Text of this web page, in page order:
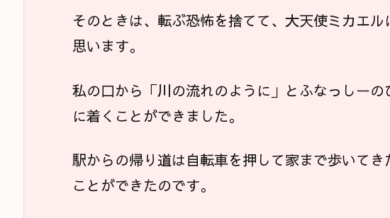
そのときは、転ぶ恐怖を捨てて、大天使ミカエ
思います。
私の口から「川の流れのように」とふなっしー
に着くことができました。
駅からの帰り道は自転車を押して家まで歩いて
ことができたのです。